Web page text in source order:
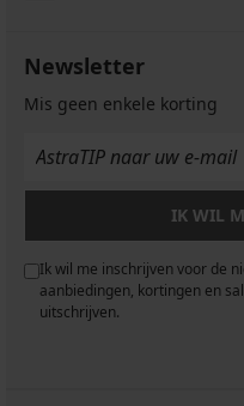
Newsletter
Mis geen enkele korting
IK WIL
Ik wil me inschrijven voor de
aanbiedingen, kortingen en
uitschrijven.